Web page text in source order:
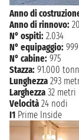
Anno di
Anno di rinnovo:
N° ospiti: 2.034
N° equipaggio: 999
N° cabine: 975
Stazza: 91.000
Lunghezza 293
Larghezza 32 metri
Velocità 24 nodi
I1 Prime Inside